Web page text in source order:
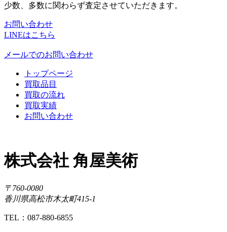
少数、多数に関わらず査定させていただきます。
お問い合わせ
LINEはこちら
メールでのお問い合わせ
トップページ
買取品目
買取の流れ
買取実績
お問い合わせ
株式会社 角屋美術
〒760-0080
香川県高松市木太町415-1
TEL：087-880-6855